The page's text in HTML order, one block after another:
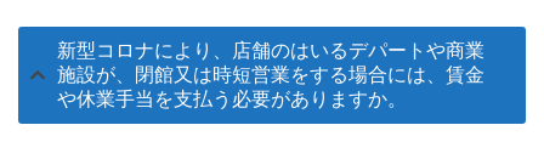
新型コロナにより、店舗のはいるデパートや商業
施設が、閉館又は時短営業をする場合には、賃金
や休業手当を支払う必要がありますか。